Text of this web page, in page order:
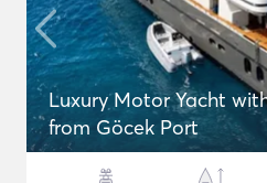
Luxury Motor Yacht
from Göcek Port